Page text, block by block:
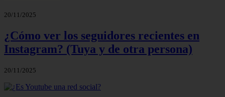
20/11/2025
¿Cómo ver los seguidores recientes en
Instagram? (Tuya y de otra persona)
20/11/2025